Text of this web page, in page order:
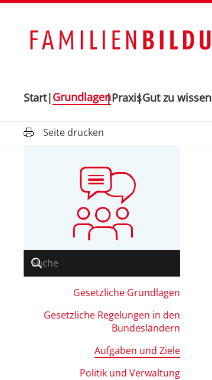
Start GrundlagenPraxisGut zu wissen
Seite drucken
Gesetzliche Grundlagen
Gesetzliche Regelungen in den
Bundesländern
Aufgaben und Ziele
Politik und Verwaltung